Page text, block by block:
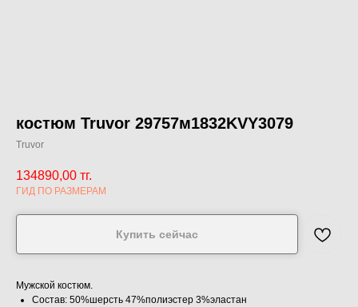
костюм Truvor 29757м1832KVY3079
Truvor
134890,00 тг.
ГИД ПО РАЗМЕРАМ
Купить сейчас
Мужской костюм.
Состав: 50%шерсть 47%полиэстер 3%эластан